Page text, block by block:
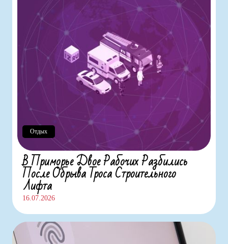
В Приморье Двое Рабочих Разбились
После Обрыва Троса Строительного
Лифта
16.07.2026
Отдых